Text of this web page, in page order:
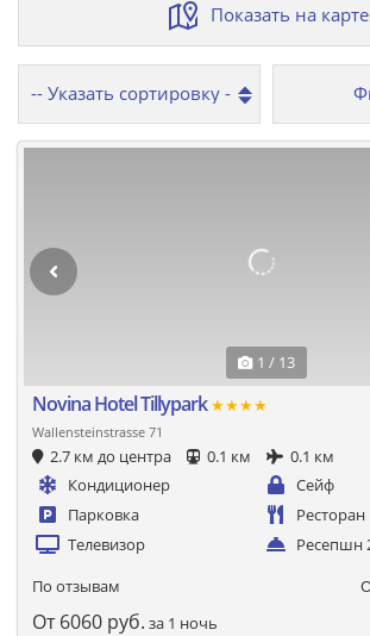
Показать на карте
1 / 13
Novina Hotel Tillypark★★★★
Wallensteinstrasse 71
2.7 км до центра 0.1 км
0.1 км
Кондиционер
Сейф
Парковка
Ресторан
Телевизор
Ресепшн
По отзывам
От 6060 руб. за 1 ночь